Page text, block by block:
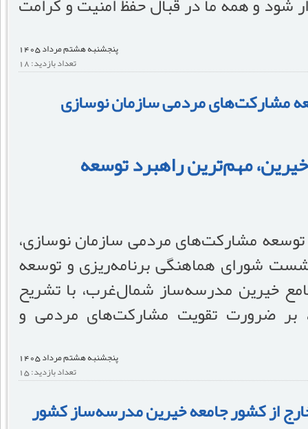
پنجشنبه هشتم مرداد 1405
تعداد بازدید: 18
مشارکت‌های مردمی سازمان نوسازی
مهم‌ترین راهبرد توسعه
توسعه مشارکت‌های مردمی سازمان نوسازی،
شورای هماهنگی برنامه‌ریزی و توسعه
خیرین مدرسه‌ساز شمال‌غرب، با تشریح
بر ضرورت تقویت مشارکت‌های مردمی و
پنجشنبه هشتم مرداد 1405
تعداد بازدید: 15
از کشور جامعه خیرین مدرسه‌ساز کشور